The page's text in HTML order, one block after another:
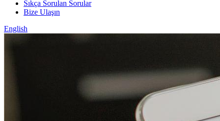
Sıkça Sorulan Sorular
Bize Ulaşın
English